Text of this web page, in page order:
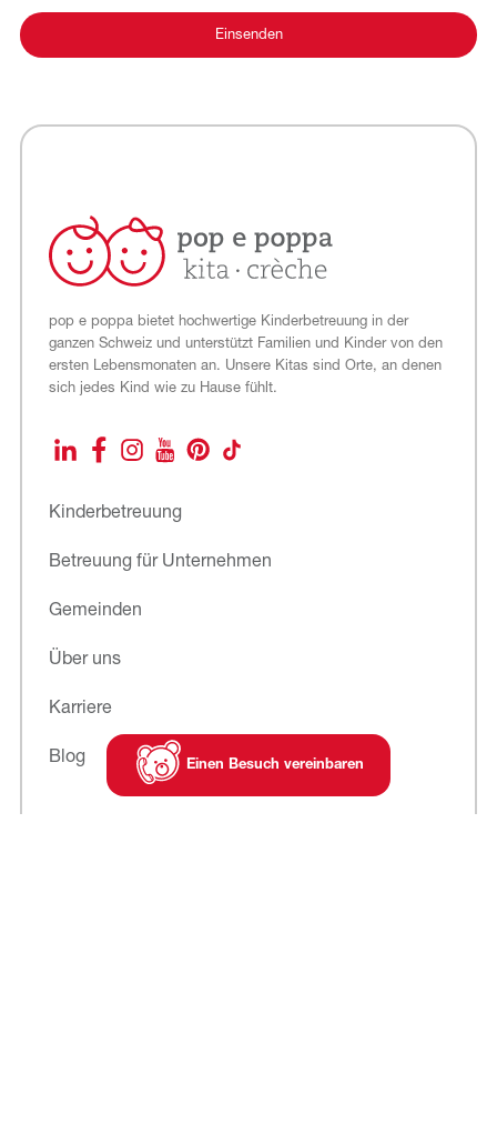
Einen Besuch vereinbaren
pop e poppa bietet hochwertige Kinderbetreuung in der
ganzen Schweiz und unterstützt Familien und Kinder von den
ersten Lebensmonaten an. Unsere Kitas sind Orte, an denen
sich jedes Kind wie zu Hause fühlt.
LinkedInFacebookInstagram
YouTubePinterestTikTok
Kinderbetreuung
Betreuung für Unternehmen
Gemeinden
Über uns
Karriere
Blog